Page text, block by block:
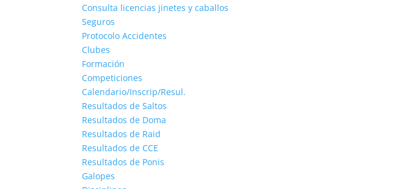
Consulta licencias jinetes y caballos
Seguros
Protocolo Accidentes
Clubes
Formación
Competiciones
Calendario/Inscrip/Resul.
Resultados de Saltos
Resultados de Doma
Resultados de Raid
Resultados de CCE
Resultados de Ponis
Galopes